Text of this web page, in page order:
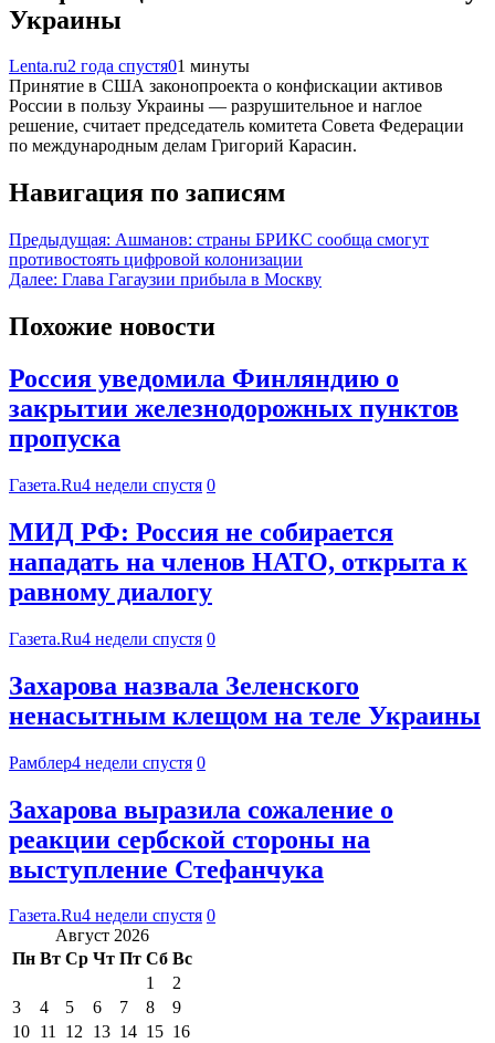
Украины
Lenta.ru2 года спустя01 минуты
Принятие в США законопроекта о конфискации активов
России в пользу Украины — разрушительное и наглое
решение, считает председатель комитета Совета Федерации
по международным делам Григорий Карасин.
Навигация по записям
Предыдущая: Ашманов: страны БРИКС сообща смогут
противостоять цифровой колонизации
Далее: Глава Гагаузии прибыла в Москву
Похожие новости
Россия уведомила Финляндию о
закрытии железнодорожных пунктов
пропуска
Газета.Ru4 недели спустя 0
МИД РФ: Россия не собирается
нападать на членов НАТО, открыта к
равному диалогу
Газета.Ru4 недели спустя 0
Захарова назвала Зеленского
ненасытным клещом на теле Украины
Рамблер4 недели спустя 0
Захарова выразила сожаление о
реакции сербской стороны на
выступление Стефанчука
Газета.Ru4 недели спустя 0
Август 2026
Пн Вт Ср Чт Пт Сб Вс
1
2
3
4 5 6 7 8
9
10 11 12 13 14 15 16